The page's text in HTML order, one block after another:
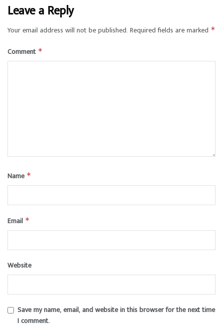
Leave a Reply
Your email address will not be published. Required fields are marked *
Comment *
Name *
Email *
Website
Save my name, email, and website in this browser for the next time
I comment.